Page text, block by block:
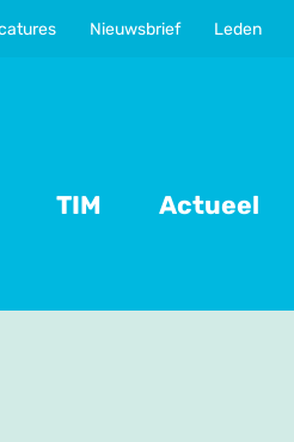
TIM Actueel
Nieuwsbrief Leden